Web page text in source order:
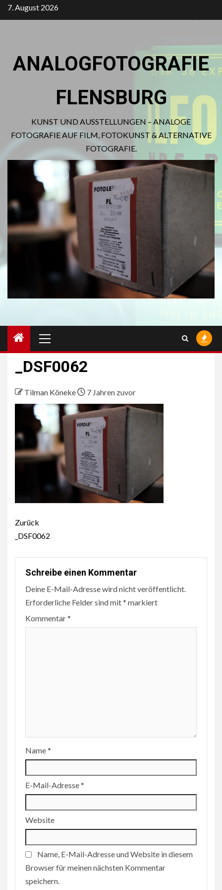
Zum
Inhalt
7. August 2026
ANALOGFOTOGRAFIE
FLENSBURG
KUNST UND AUSSTELLUNGEN – ANALOGE
FOTOGRAFIE AUF FILM, FOTOKUNST & ALTERNATIVE
FOTOGRAFIE.
Menü
_DSF0062
Tilman Köneke 7 Jahren zuvor
Beitragsnavigation
Zurück
_DSF0062
Schreibe einen Kommentar
Deine E-Mail-Adresse wird nicht veröffentlicht.
Erforderliche Felder sind mit* markiert
Kommentar*
Name*
E-Mail-Adresse*
Website
Name, E-Mail-Adresse und Website in diesem
Browser für meinen nächsten Kommentar
speichern.